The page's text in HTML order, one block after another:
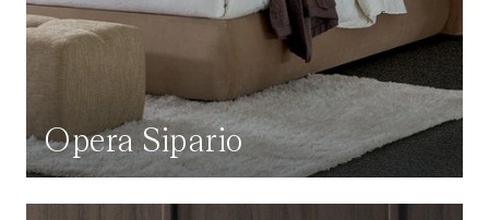
Opera Sipario